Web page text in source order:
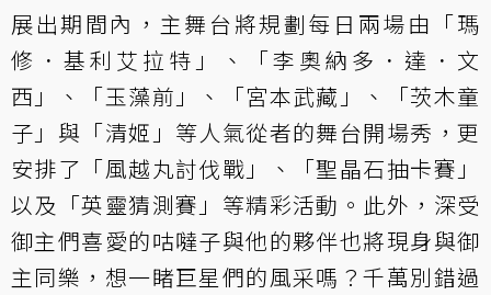
展出期間內，主舞台將規劃每日兩場由「瑪
修．基利艾拉特」、「李奧納多．達．文
西」、「玉藻前」、「宮本武藏」、「茨木童
子」與「清姬」等人氣從者的舞台開場秀，更
安排了「風越丸討伐戰」、「聖晶石抽卡賽」
以及「英靈猜測賽」等精彩活動。此外，深受
御主們喜愛的咕噠子與他的夥伴也將現身與御
主同樂，想一睹巨星們的風采嗎？千萬別錯過